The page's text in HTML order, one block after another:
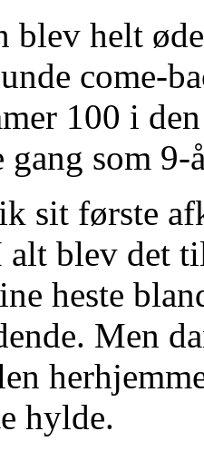
blev helt
come-
100 i
gang som
sit første
blev det
heste
Men
hylde.